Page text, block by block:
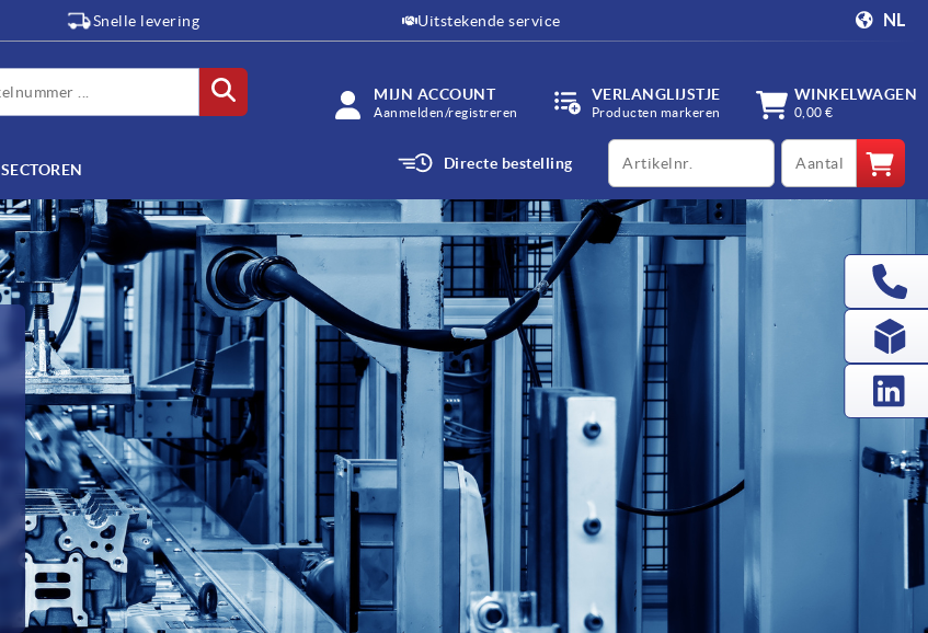
Snelle levering Uitstekende service NL
MIJN ACCOUNT
Aanmelden/registreren
VERLANGLIJSTJE
Producten markeren
WINKELWAGEN
0,00 €
SECTOREN Directe bestelling
productCode qty